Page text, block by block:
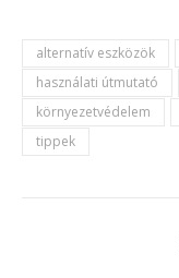
alternatív eszközök
használati útmutató
környezetvédelem
tippek